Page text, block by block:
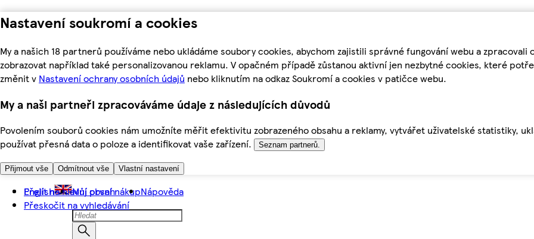
Nastavení soukromí a cookies
My a našich 18 partnerů používáme nebo ukládáme soubory cookies, abychom zajistili správné fungování webu a
zobrazovat například také personalizovanou reklamu. V opačném případě zůstanou aktivní jen nezbytné cookies, které
změnit v Nastavení ochrany osobních údajů nebo kliknutím na odkaz Soukromí a cookies v patičce webu.
My a naši partneři zpracováváme údaje z následujících důvodů
Povolením souborů cookies nám umožníte měřit efektivitu zobrazeného obsahu a reklamy, vytvářet uživatelské statistiky,
používat přesná data o poloze a identifikovat vaše zařízení.
Seznam partnerů.
Přijmout vše Odmítnout vše Vlastní nastavení
Přejít na hlavní obsah
Přeskočit na vyhledávání
English Můj první nákupNápověda